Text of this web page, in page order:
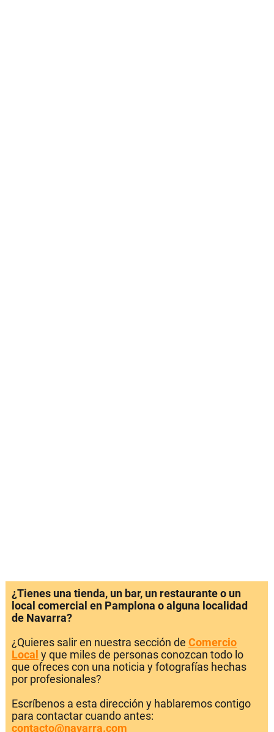
¿Tienes una tienda, un bar, un restaurante o un
local comercial en Pamplona o alguna localidad
de Navarra?
¿Quieres salir en nuestra sección de Comercio
Local y que miles de personas conozcan todo lo
que ofreces con una noticia y fotografías hechas
por profesionales?
Escríbenos a esta dirección y hablaremos contigo
para contactar cuando antes:
contacto@navarra.com